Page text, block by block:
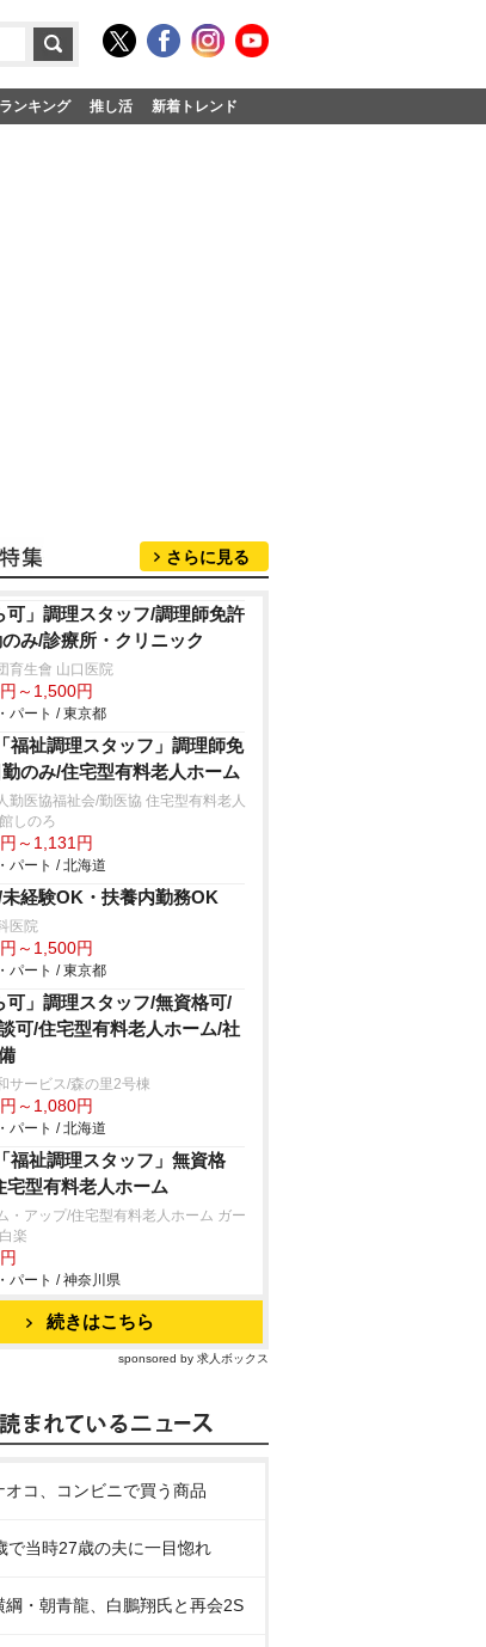
ランキング 推し活 新着トレンド
さらに見る
可」調理スタッフ/調理師免許
み/診療所・クリニック
育生會 山口医院
～1,500円
パート / 東京都
「福祉調理スタッフ」調理師免
のみ/住宅型有料老人ホーム
勤医協福祉会/勤医協 住宅型有料老人
しのろ
～1,131円
パート / 北海道
経験OK・扶養内勤務OK
医院
～1,500円
パート / 東京都
可」調理スタッフ/無資格可/
可/住宅型有料老人ホーム/社
サービス/森の里2号棟
～1,080円
パート / 北海道
「福祉調理スタッフ」無資格
宅型有料老人ホーム
・アップ/住宅型有料老人ホーム ガー
楽
パート / 神奈川県
続きはこちら
sponsored by 求人ボックス
オコ、コンビニで買う商品
で当時27歳の夫に一目惚れ
綱・朝青龍、白鵬翔氏と再会2S